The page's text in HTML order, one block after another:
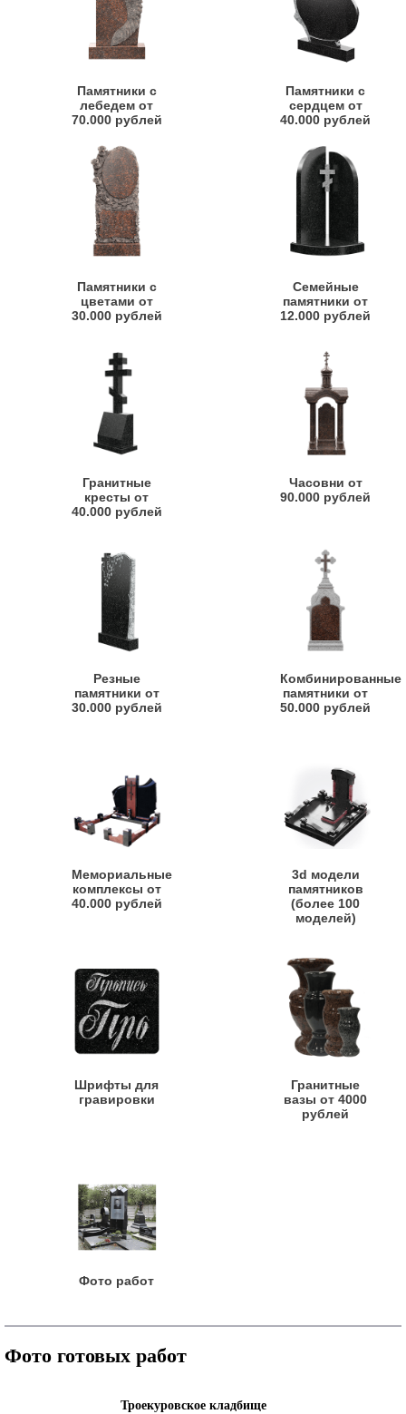
Памятники с
лебедем от
70.000 рублей
Памятники с
сердцем от
40.000 рублей
Памятники с
цветами от
30.000 рублей
Семейные
памятники от
12.000 рублей
Гранитные
кресты от
40.000 рублей
Часовни от
90.000 рублей
Резные
памятники от
30.000 рублей
Комбинированные
памятники от
50.000 рублей
Мемориальные
комплексы от
40.000 рублей
3d модели
памятников
(более 100
моделей)
Шрифты для
гравировки
Гранитные
вазы от 4000
рублей
Фото работ
Фото готовых работ
Троекуровское кладбище